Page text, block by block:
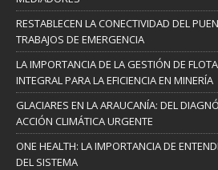
RESTABLECEN LA CONECTIVIDAD DEL
TRABAJOS DE EMERGENCIA
LA IMPORTANCIA DE LA GESTIÓN DE
INTEGRAL PARA LA EFICIENCIA EN MINERÍA
GLACIARES EN LA ARAUCANÍA: DEL
ACCIÓN CLIMÁTICA URGENTE
ONE HEALTH: LA IMPORTANCIA DE
DEL SISTEMA